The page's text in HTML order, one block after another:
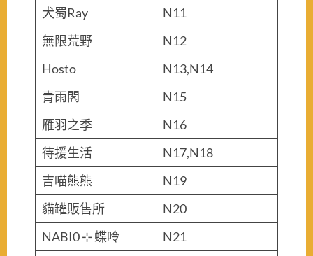
犬蜀Ray
N11
無限荒野
N12
Hosto
N13,N14
青雨閣
N15
雁羽之季
N16
待援生活
N17,N18
吉喵熊熊
N19
貓罐販售所
N20
NABI0 ⊹ 蝶呤
N21